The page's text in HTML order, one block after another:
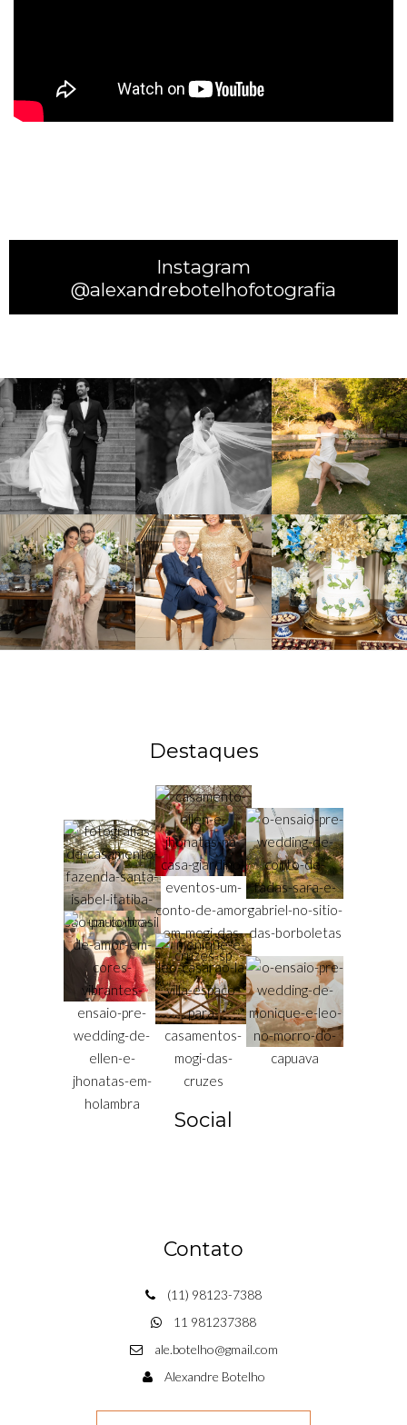
Instagram
@alexandrebotelhofotografia
Destaques
Social
Contato
(11) 98123-7388
11 981237388
ale.botelho@gmail.com
Alexandre Botelho